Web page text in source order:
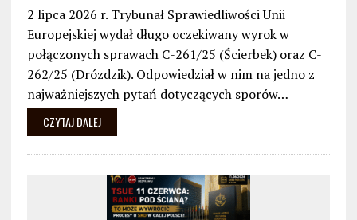
2 lipca 2026 r. Trybunał Sprawiedliwości Unii
Europejskiej wydał długo oczekiwany wyrok w
połączonych sprawach C-261/25 (Ścierbek) oraz C-
262/25 (Drózdzik). Odpowiedział w nim na jedno z
najważniejszych pytań dotyczących sporów…
CZYTAJ DALEJ